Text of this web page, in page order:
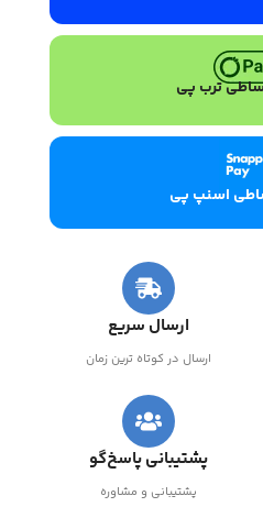
ترب پی
اسنپ پی
ارسال سریع
ارسال در کوتاه ترین زمان
پشتیبانی پاسخ‌گو
پشتیبانی و مشاوره